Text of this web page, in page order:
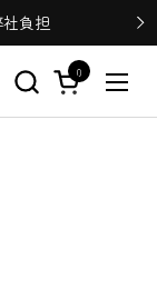
負担
カートを開く
0
メニ